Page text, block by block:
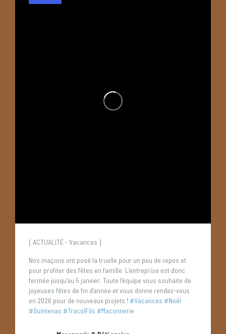
[ ACTUALITÉ - Vacances ]
Nos maçons ont posé la truelle pour un peu de repos et
pour profiter des fêtes en famille ️ L’entreprise est donc
fermée jusqu’au 5 janvier. Toute l’équipe vous souhaite de
joyeuses fêtes de fin d’année et vous donne rendez-vous
en 2026 pour de nouveaux projets ! #Vacances #Noël
#Quintenas #TracolFils #Maconnerie